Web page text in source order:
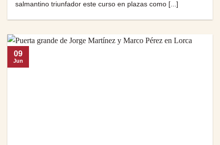
salmantino triunfador este curso en plazas como [...]
09
Jun